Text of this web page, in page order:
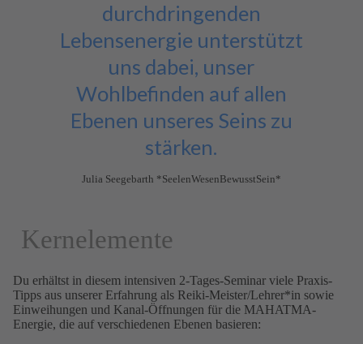
durchdringenden
Lebensenergie unterstützt
uns dabei, unser
Wohlbefinden auf allen
Ebenen unseres Seins zu
stärken.
Julia Seegebarth *SeelenWesenBewusstSein*
Kernelemente
Du erhältst in diesem intensiven 2-Tages-Seminar viele Praxis-
Tipps aus unserer Erfahrung als Reiki-Meister/Lehrer*in sowie
Einweihungen und Kanal-Öffnungen für die MAHATMA-
Energie, die auf verschiedenen Ebenen basieren: